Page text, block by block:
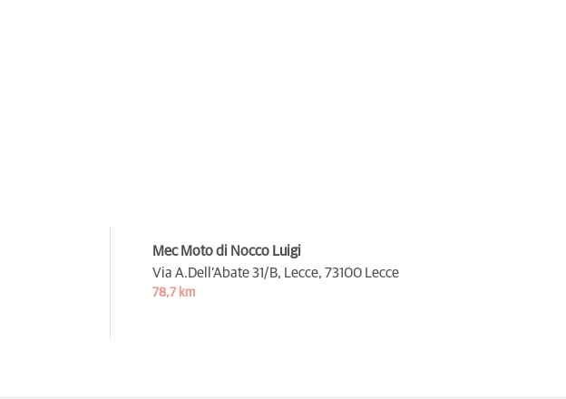
Mec Moto di Nocco Luigi
Via A.Dell’Abate 31/B, Lecce, 73100 Lecce
78,7 km